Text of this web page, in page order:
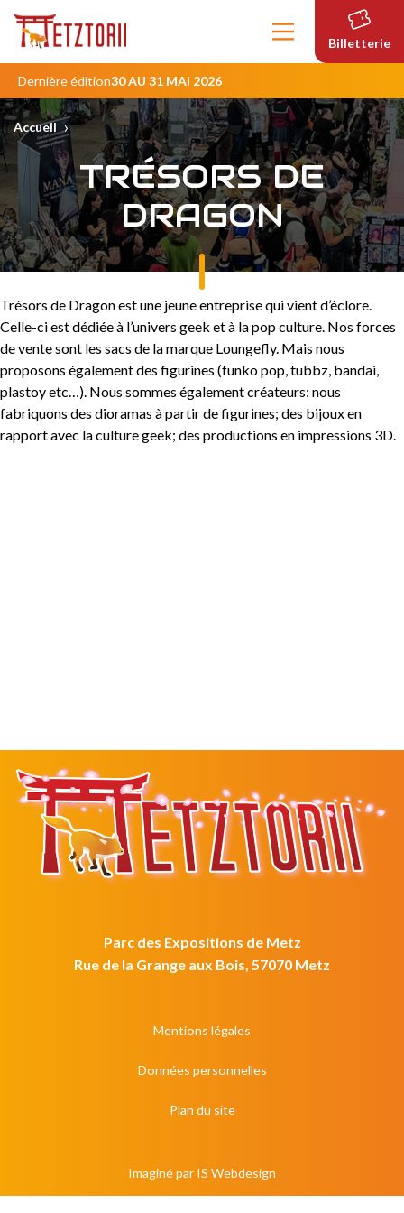
Contenu
principal
Billetterie
Dernière édition30 AU 31 MAI 2026
Accueil ›
TRÉSORS DE
DRAGON
Trésors de Dragon est une jeune entreprise qui vient d’éclore.
Celle-ci est dédiée à l’univers geek et à la pop culture. Nos forces
de vente sont les sacs de la marque Loungefly. Mais nous
proposons également des figurines (funko pop, tubbz, bandai,
plastoy etc…). Nous sommes également créateurs: nous
fabriquons des dioramas à partir de figurines; des bijoux en
rapport avec la culture geek; des productions en impressions 3D.
Parc des Expositions de Metz
Rue de la Grange aux Bois, 57070 Metz
Mentions légales
Données personnelles
Plan du site
Imaginé par IS Webdesign